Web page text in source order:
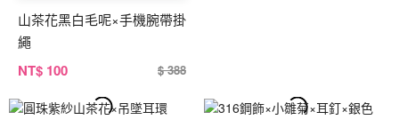
山茶花黑白毛呢×手機腕帶掛
繩
NT$ 100 $ 388